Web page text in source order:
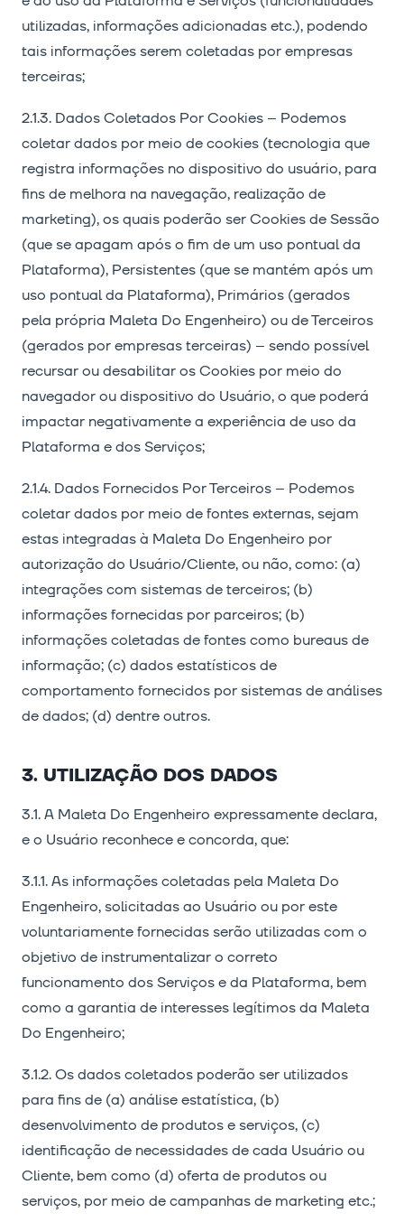
utilizadas, informações adicionadas etc.), podendo
tais informações serem coletadas por empresas
terceiras;
2.1.3. Dados Coletados Por Cookies – Podemos
coletar dados por meio de cookies (tecnologia que
registra informações no dispositivo do usuário, para
fins de melhora na navegação, realização de
marketing), os quais poderão ser Cookies de Sessão
(que se apagam após o fim de um uso pontual da
Plataforma), Persistentes (que se mantém após um
uso pontual da Plataforma), Primários (gerados
pela própria Maleta Do Engenheiro) ou de Terceiros
(gerados por empresas terceiras) – sendo possível
recursar ou desabilitar os Cookies por meio do
navegador ou dispositivo do Usuário, o que poderá
impactar negativamente a experiência de uso da
Plataforma e dos Serviços;
2.1.4. Dados Fornecidos Por Terceiros – Podemos
coletar dados por meio de fontes externas, sejam
estas integradas à Maleta Do Engenheiro por
autorização do Usuário/Cliente, ou não, como: (a)
integrações com sistemas de terceiros; (b)
informações fornecidas por parceiros; (b)
informações coletadas de fontes como bureaus de
informação; (c) dados estatísticos de
comportamento fornecidos por sistemas de análises
de dados; (d) dentre outros.
3. UTILIZAÇÃO DOS DADOS
3.1. A Maleta Do Engenheiro expressamente declara,
e o Usuário reconhece e concorda, que:
3.1.1. As informações coletadas pela Maleta Do
Engenheiro, solicitadas ao Usuário ou por este
voluntariamente fornecidas serão utilizadas com o
objetivo de instrumentalizar o correto
funcionamento dos Serviços e da Plataforma, bem
como a garantia de interesses legítimos da Maleta
Do Engenheiro;
3.1.2. Os dados coletados poderão ser utilizados
para fins de (a) análise estatística, (b)
desenvolvimento de produtos e serviços, (c)
identificação de necessidades de cada Usuário ou
Cliente, bem como (d) oferta de produtos ou
serviços, por meio de campanhas de marketing etc.;